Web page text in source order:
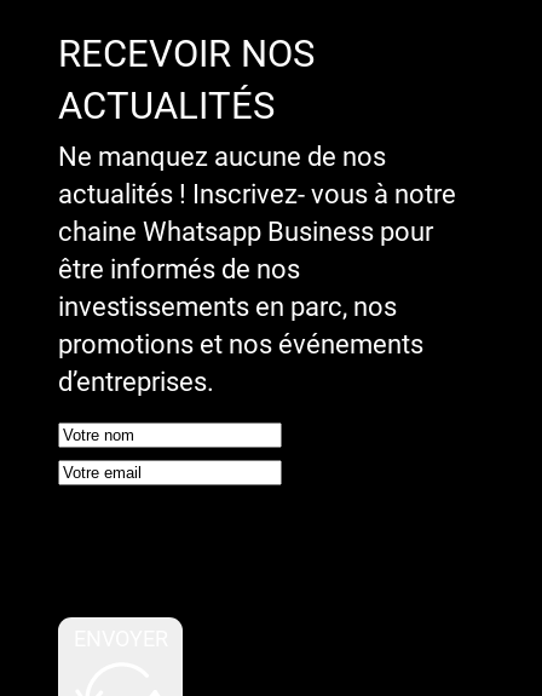
RECEVOIR NOS
ACTUALITÉS
Ne manquez aucune de nos
actualités ! Inscrivez- vous à notre
chaine Whatsapp Business pour
être informés de nos
investissements en parc, nos
promotions et nos événements
d’entreprises.